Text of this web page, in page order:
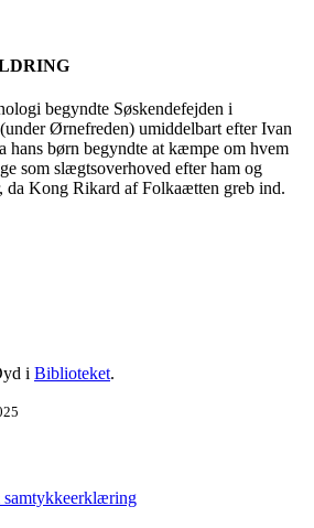
begyndte Søskendefejden i
Ørnefreden) umiddelbart efter Ivan
hans børn begyndte at kæmpe om hvem
som slægtsoverhoved efter ham og
da Kong Rikard af Folkaætten greb ind.
i Biblioteket.